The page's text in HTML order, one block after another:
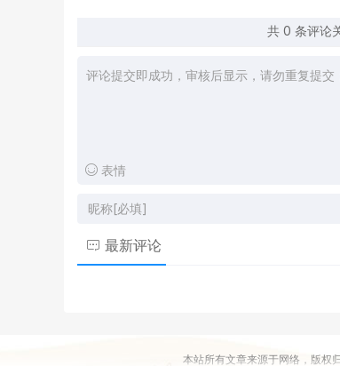
共 0 条评论
表情
最新评论
本站所有文章来源于网络，版权